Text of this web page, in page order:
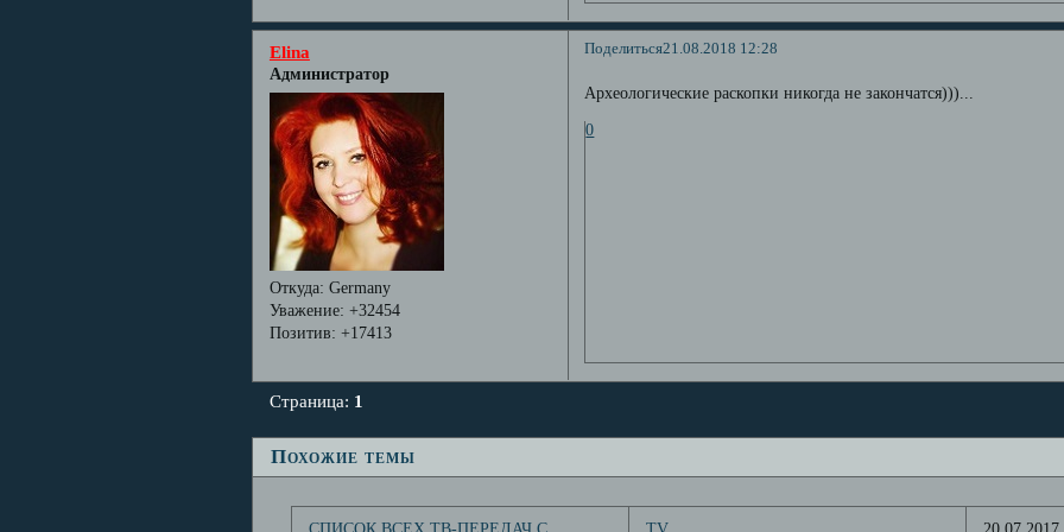
Поделиться21.08.2018 12:28
Elina
Администратор
Откуда: Germany
Уважение: +32454
Позитив: +17413
Археологические раскопки никогда не закончатся)))...
0
Страница: 1
Похожие темы